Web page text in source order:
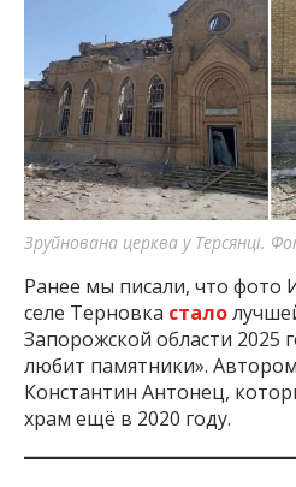
Зруйнована церква у Терсянці.
Ранее мы писали, что фото
селе Терновка стало
Запорожской области 2025
любит памятники».
Константин Антонец,
храм ещё в 2020 году.